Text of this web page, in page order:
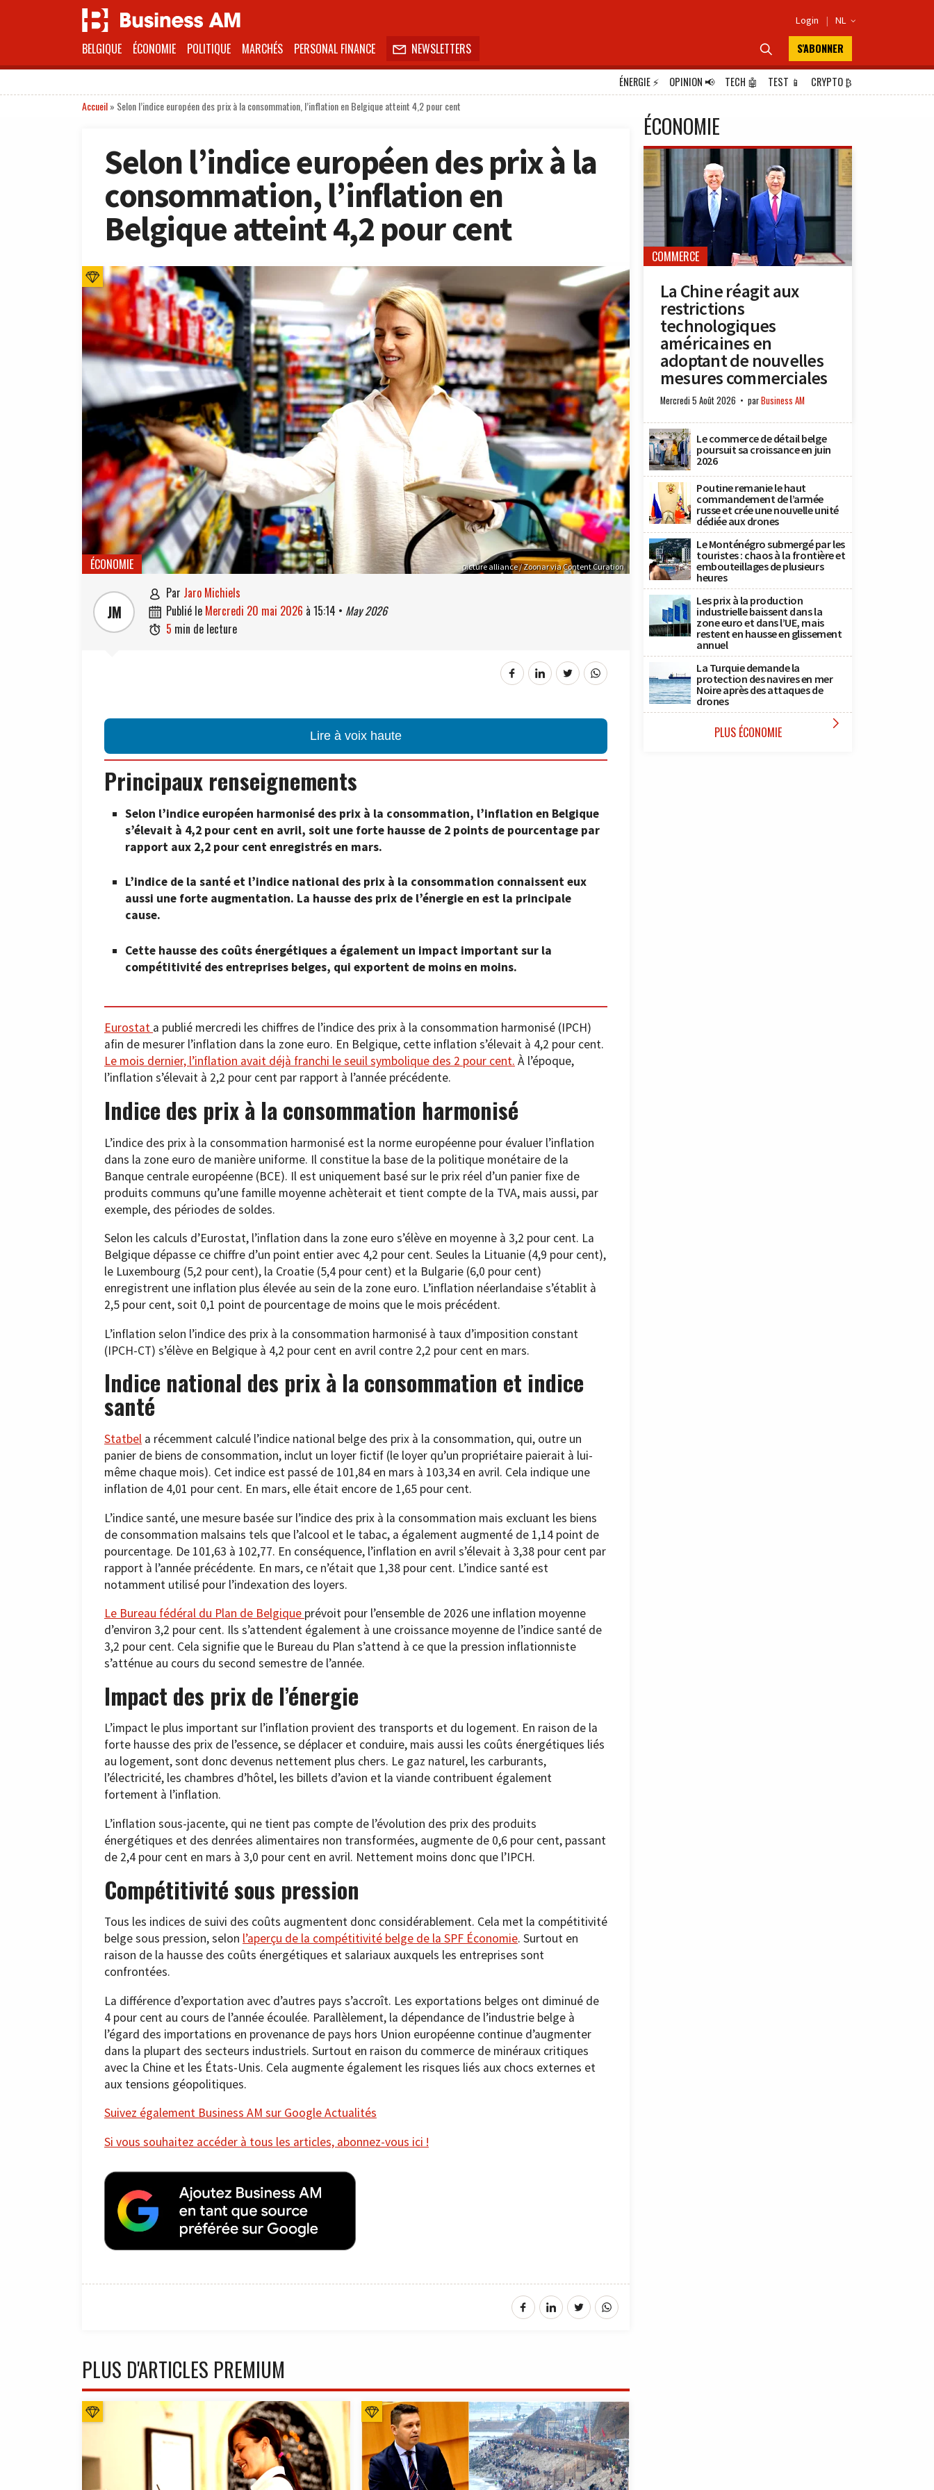
Login | NL 
BELGIQUE ÉCONOMIE POLITIQUE MARCHÉS PERSONAL FINANCE  NEWSLETTERS  S'ABONNER
ÉNERGIE⚡ OPINION📢 TECH 🤖 TEST 📱 CRYPTO₿
Accueil» Selon l’indice européen des prix à la consommation, l’inflation en Belgique atteint 4,2 pour cent
Selon l’indice européen des prix à la
consommation, l’inflation en
Belgique atteint 4,2 pour cent
picture alliance / Zoonar via Content Curation
ÉCONOMIE
JM
 par Jaro Michiels
 publié le mercredi 20 mai 2026 à 15:14 • May 2026
 5 min de lecture
Lire à voix haute
Principaux renseignements
Selon l’indice européen harmonisé des prix à la consommation, l’inflation en Belgique
s’élevait à 4,2 pour cent en avril, soit une forte hausse de 2 points de pourcentage par
rapport aux 2,2 pour cent enregistrés en mars.
L’indice de la santé et l’indice national des prix à la consommation connaissent eux
aussi une forte augmentation. La hausse des prix de l’énergie en est la principale
cause.
Cette hausse des coûts énergétiques a également un impact important sur la
compétitivité des entreprises belges, qui exportent de moins en moins.
Eurostat a publié mercredi les chiffres de l’indice des prix à la consommation harmonisé (IPCH)
afin de mesurer l’inflation dans la zone euro. En Belgique, cette inflation s’élevait à 4,2 pour cent.
Le mois dernier, l’inflation avait déjà franchi le seuil symbolique des 2 pour cent. À l’époque,
l’inflation s’élevait à 2,2 pour cent par rapport à l’année précédente.
Indice des prix à la consommation harmonisé
L’indice des prix à la consommation harmonisé est la norme européenne pour évaluer l’inflation
dans la zone euro de manière uniforme. Il constitue la base de la politique monétaire de la
Banque centrale européenne (BCE). Il est uniquement basé sur le prix réel d’un panier fixe de
produits communs qu’une famille moyenne achèterait et tient compte de la TVA, mais aussi, par
exemple, des périodes de soldes.
Selon les calculs d’Eurostat, l’inflation dans la zone euro s’élève en moyenne à 3,2 pour cent. La
Belgique dépasse ce chiffre d’un point entier avec 4,2 pour cent. Seules la Lituanie (4,9 pour cent),
le Luxembourg (5,2 pour cent), la Croatie (5,4 pour cent) et la Bulgarie (6,0 pour cent)
enregistrent une inflation plus élevée au sein de la zone euro. L’inflation néerlandaise s’établit à
2,5 pour cent, soit 0,1 point de pourcentage de moins que le mois précédent.
L’inflation selon l’indice des prix à la consommation harmonisé à taux d’imposition constant
(IPCH-CT) s’élève en Belgique à 4,2 pour cent en avril contre 2,2 pour cent en mars.
Indice national des prix à la consommation et indice
santé
Statbel a récemment calculé l’indice national belge des prix à la consommation, qui, outre un
panier de biens de consommation, inclut un loyer fictif (le loyer qu’un propriétaire paierait à lui-
même chaque mois). Cet indice est passé de 101,84 en mars à 103,34 en avril. Cela indique une
inflation de 4,01 pour cent. En mars, elle était encore de 1,65 pour cent.
L’indice santé, une mesure basée sur l’indice des prix à la consommation mais excluant les biens
de consommation malsains tels que l’alcool et le tabac, a également augmenté de 1,14 point de
pourcentage. De 101,63 à 102,77. En conséquence, l’inflation en avril s’élevait à 3,38 pour cent par
rapport à l’année précédente. En mars, ce n’était que 1,38 pour cent. L’indice santé est
notamment utilisé pour l’indexation des loyers.
Le Bureau fédéral du Plan de Belgique prévoit pour l’ensemble de 2026 une inflation moyenne
d’environ 3,2 pour cent. Ils s’attendent également à une croissance moyenne de l’indice santé de
3,2 pour cent. Cela signifie que le Bureau du Plan s’attend à ce que la pression inflationniste
s’atténue au cours du second semestre de l’année.
Impact des prix de l’énergie
L’impact le plus important sur l’inflation provient des transports et du logement. En raison de la
forte hausse des prix de l’essence, se déplacer et conduire, mais aussi les coûts énergétiques liés
au logement, sont donc devenus nettement plus chers. Le gaz naturel, les carburants,
l’électricité, les chambres d’hôtel, les billets d’avion et la viande contribuent également
fortement à l’inflation.
L’inflation sous-jacente, qui ne tient pas compte de l’évolution des prix des produits
énergétiques et des denrées alimentaires non transformées, augmente de 0,6 pour cent, passant
de 2,4 pour cent en mars à 3,0 pour cent en avril. Nettement moins donc que l’IPCH.
Compétitivité sous pression
Tous les indices de suivi des coûts augmentent donc considérablement. Cela met la compétitivité
belge sous pression, selon l’aperçu de la compétitivité belge de la SPF Économie. Surtout en
raison de la hausse des coûts énergétiques et salariaux auxquels les entreprises sont
confrontées.
La différence d’exportation avec d’autres pays s’accroît. Les exportations belges ont diminué de
4 pour cent au cours de l’année écoulée. Parallèlement, la dépendance de l’industrie belge à
l’égard des importations en provenance de pays hors Union européenne continue d’augmenter
dans la plupart des secteurs industriels. Surtout en raison du commerce de minéraux critiques
avec la Chine et les États-Unis. Cela augmente également les risques liés aux chocs externes et
aux tensions géopolitiques.
Suivez également Business AM sur Google Actualités
Si vous souhaitez accéder à tous les articles, abonnez-vous ici !
PLUS D'ARTICLES PREMIUM
ÉCONOMIE
COMMERCE
La Chine réagit aux
restrictions
technologiques
américaines en
adoptant de nouvelles
mesures commerciales
Mercredi 5 Août 2026 parBusiness AM
Le commerce de détail belge
poursuit sa croissance en juin
2026
Poutine remanie le haut
commandement de l’armée
russe et crée une nouvelle unité
dédiée aux drones
Le Monténégro submergé par les
touristes : chaos à la frontière et
embouteillages de plusieurs
heures
Les prix à la production
industrielle baissent dans la
zone euro et dans l’UE, mais
restent en hausse en glissement
annuel
La Turquie demande la
protection des navires en mer
Noire après des attaques de
drones
PLUS ÉCONOMIE 